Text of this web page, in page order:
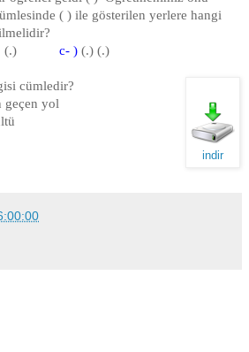
( ) ile gösterilen yerlere hangi
(.) c- ) (.) (.)
indir
cümledir?
geçen yol